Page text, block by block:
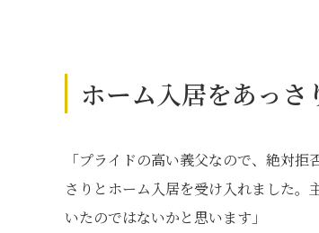
ホーム入居をあっ
「プライドの高い義父なので、絶対
さりとホーム入居を受け入れました
いたのではないかと思います」